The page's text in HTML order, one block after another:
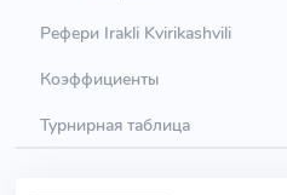
Рефери Irakli Kvirikashvili
Коэффициенты
Турнирная таблица